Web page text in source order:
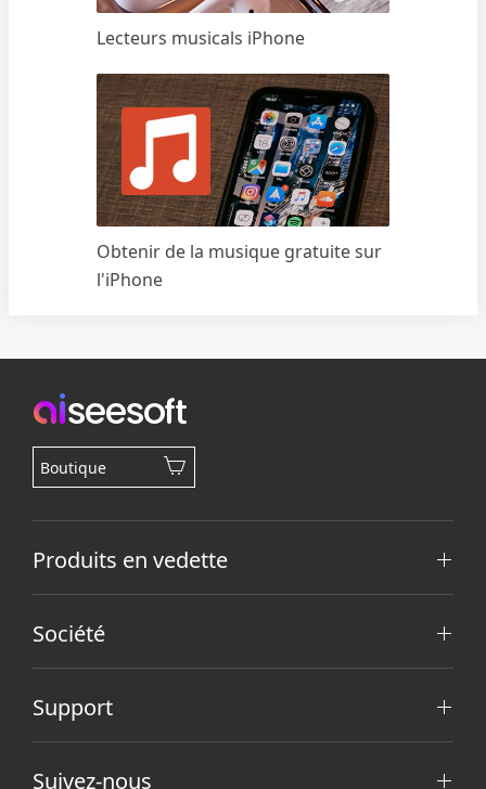
Lecteurs musicals iPhone
Obtenir de la musique gratuite sur
l'iPhone
Boutique
Produits en vedette
Société
Support
Suivez-nous